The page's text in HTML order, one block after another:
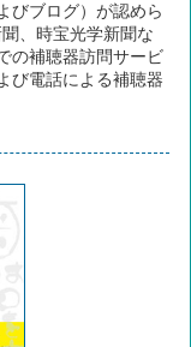
びブログ）が認めら
、時宝光学新聞な
の補聴器訪問サービ
び電話による補聴器